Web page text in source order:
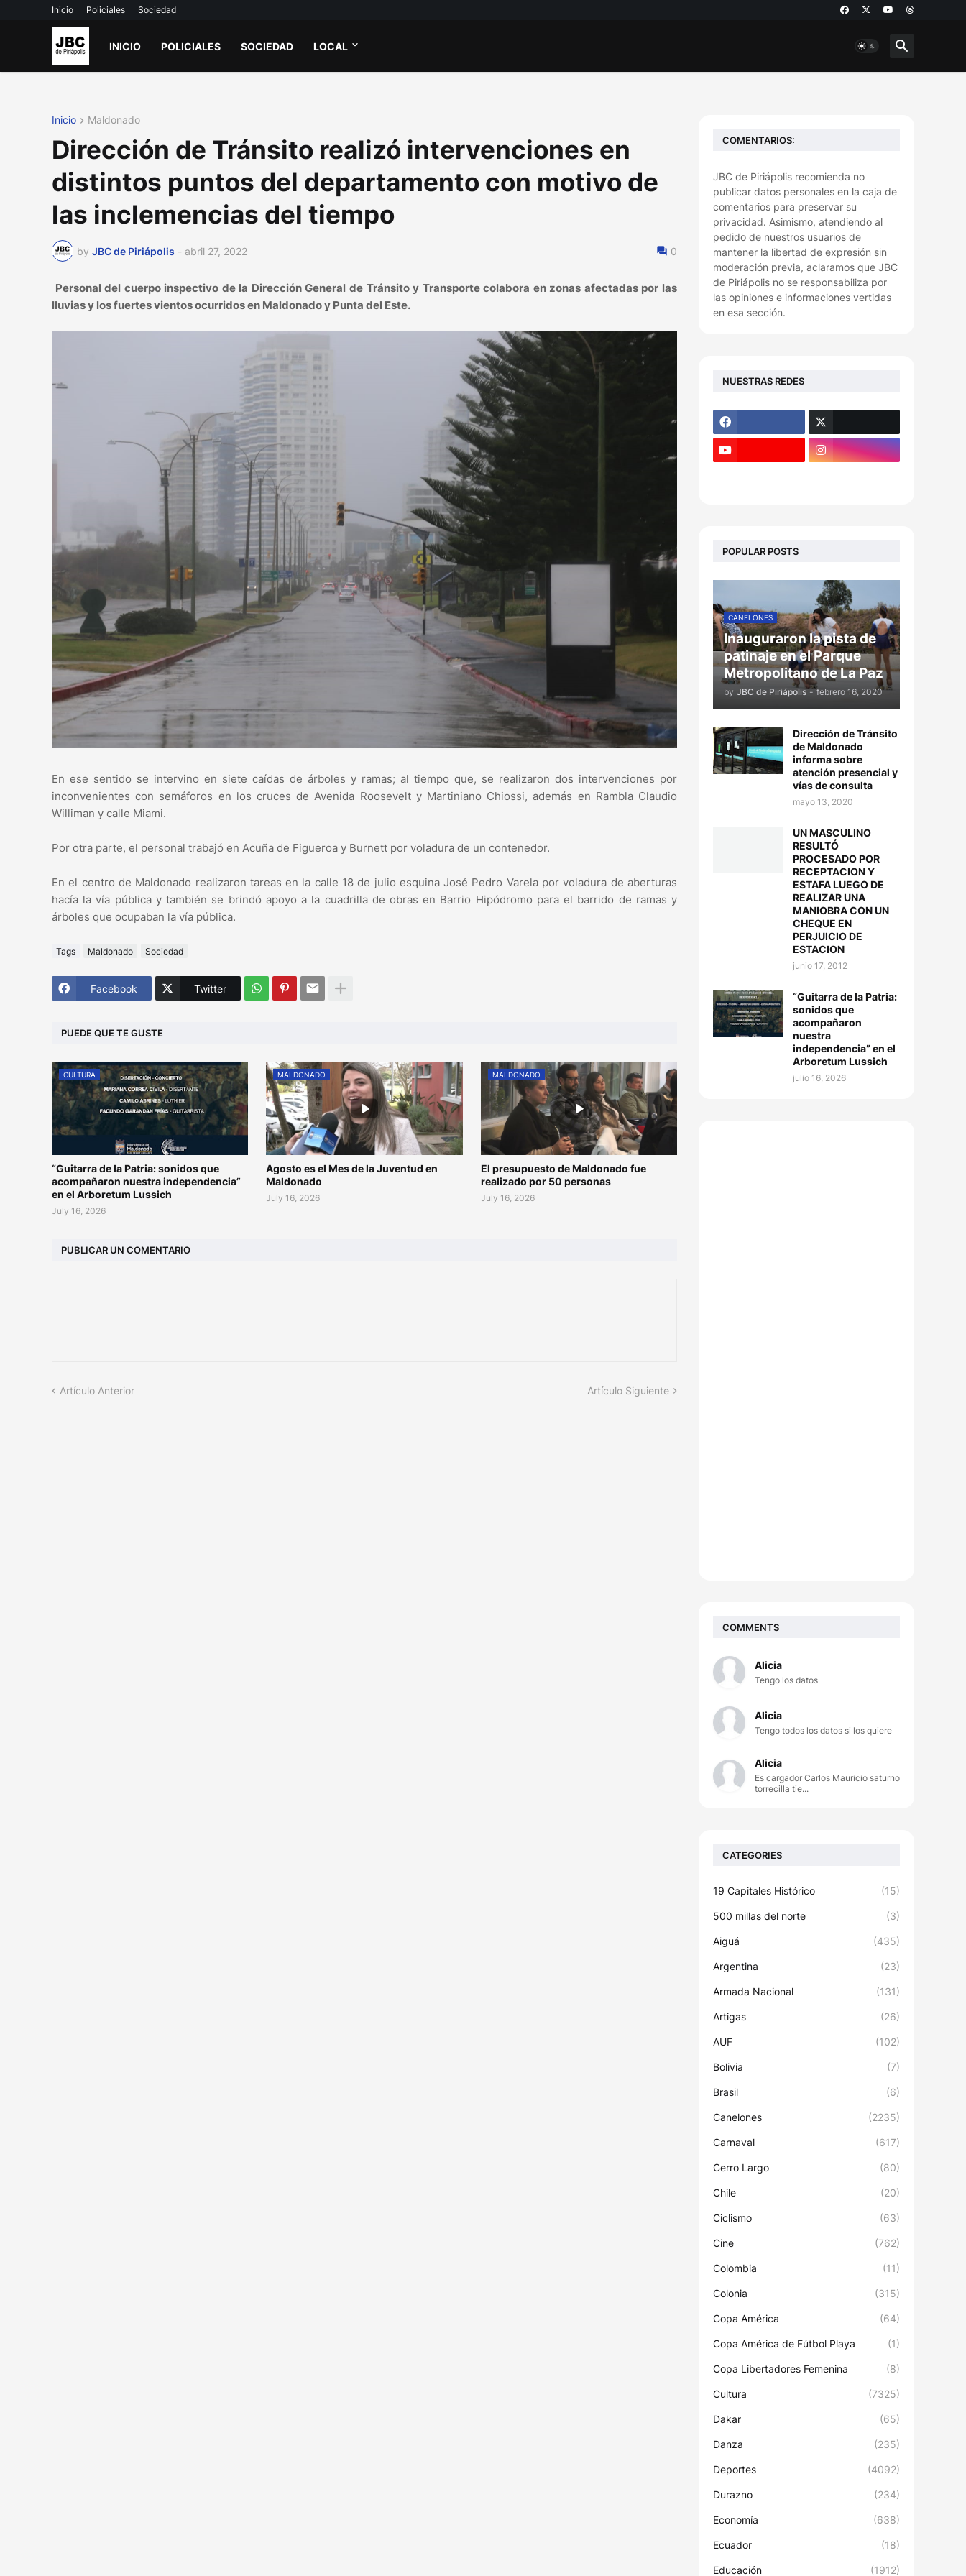
Inicio Policiales Sociedad
INICIO POLICIALES SOCIEDAD LOCAL
Inicio Maldonado
Dirección de Tránsito realizó intervenciones en
distintos puntos del departamento con motivo de
las inclemencias del tiempo
by JBC de Piriápolis - abril 27, 2022 0
Personal del cuerpo inspectivo de la Dirección General de Tránsito y Transporte colabora en zonas afectadas por las
lluvias y los fuertes vientos ocurridos en Maldonado y Punta del Este.
En ese sentido se intervino en siete caídas de árboles y ramas; al tiempo que, se realizaron dos intervenciones por
inconvenientes con semáforos en los cruces de Avenida Roosevelt y Martiniano Chiossi, además en Rambla Claudio
Williman y calle Miami.
Por otra parte, el personal trabajó en Acuña de Figueroa y Burnett por voladura de un contenedor.
En el centro de Maldonado realizaron tareas en la calle 18 de julio esquina José Pedro Varela por voladura de aberturas
hacía la vía pública y también se brindó apoyo a la cuadrilla de obras en Barrio Hipódromo para el barrido de ramas y
árboles que ocupaban la vía pública.
Tags Maldonado Sociedad
Facebook Twitter
PUEDE QUE TE GUSTE
CULTURA
“Guitarra de la Patria: sonidos que
acompañaron nuestra independencia”
en el Arboretum Lussich
July 16, 2026
MALDONADO
Agosto es el Mes de la Juventud en
Maldonado
July 16, 2026
MALDONADO
El presupuesto de Maldonado fue
realizado por 50 personas
July 16, 2026
PUBLICAR UN COMENTARIO
Artículo Anterior Artículo Siguiente
COMENTARIOS:
JBC de Piriápolis recomienda no
publicar datos personales en la caja de
comentarios para preservar su
privacidad. Asimismo, atendiendo al
pedido de nuestros usuarios de
mantener la libertad de expresión sin
moderación previa, aclaramos que JBC
de Piriápolis no se responsabiliza por
las opiniones e informaciones vertidas
en esa sección.
NUESTRAS REDES
POPULAR POSTS
CANELONES
Inauguraron la pista de
patinaje en el Parque
Metropolitano de La Paz
by JBC de Piriápolis - febrero 16, 2020
Dirección de Tránsito
de Maldonado
informa sobre
atención presencial y
vías de consulta
mayo 13, 2020
UN MASCULINO
RESULTÓ
PROCESADO POR
RECEPTACION Y
ESTAFA LUEGO DE
REALIZAR UNA
MANIOBRA CON UN
CHEQUE EN
PERJUICIO DE
ESTACION
junio 17, 2012
“Guitarra de la Patria:
sonidos que
acompañaron
nuestra
independencia” en el
Arboretum Lussich
julio 16, 2026
COMMENTS
Alicia
Tengo los datos
Alicia
Tengo todos los datos si los quiere
Alicia
Es cargador Carlos Mauricio saturno
torrecilla tie...
CATEGORIES
19 Capitales Histórico (15)
500 millas del norte (3)
Aiguá (435)
Argentina (23)
Armada Nacional (131)
Artigas (26)
AUF (102)
Bolivia (7)
Brasil (6)
Canelones (2235)
Carnaval (617)
Cerro Largo (80)
Chile (20)
Ciclismo (63)
Cine (762)
Colombia (11)
Colonia (315)
Copa América (64)
Copa América de Fútbol Playa (1)
Copa Libertadores Femenina (8)
Cultura (7325)
Dakar (65)
Danza (235)
Deportes (4092)
Durazno (234)
Economía (638)
Ecuador (18)
Educación (1912)